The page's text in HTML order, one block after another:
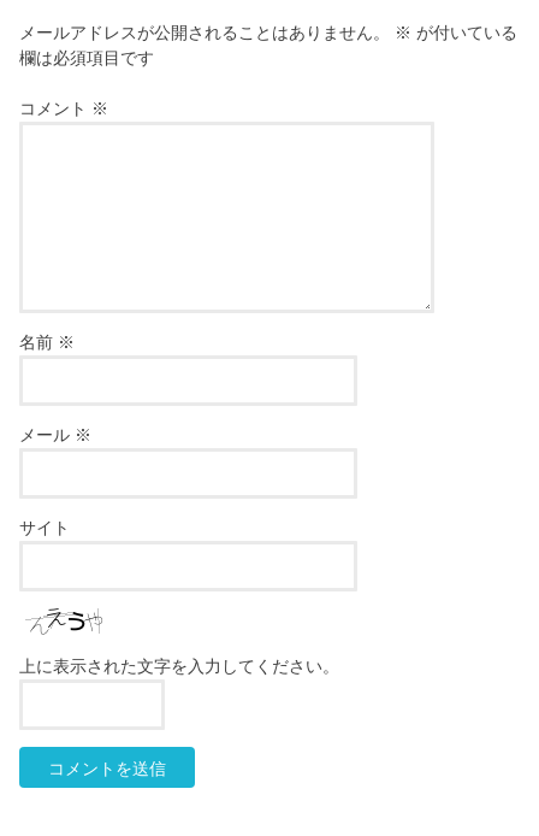
メールアドレスが公開されることはありません。 ※ が付いている
欄は必須項目です
コメント ※
名前 ※
メール ※
サイト
上に表示された文字を入力してください。